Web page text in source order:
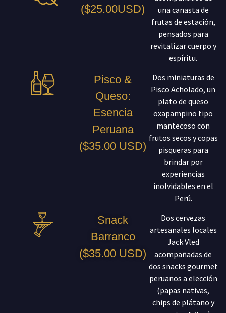
($25.00USD)
una canasta de
frutas de estación,
pensados para
revitalizar cuerpo y
espíritu.
Pisco &
Queso:
Esencia
Peruana
($35.00 USD)
Dos miniaturas de
Pisco Acholado, un
plato de queso
oxapampino tipo
mantecoso con
frutos secos y copas
pisqueras para
brindar por
experiencias
inolvidables en el
Perú.
Snack
Barranco
($35.00 USD)
Dos cervezas
artesanales locales
Jack Vled
acompañadas de
dos snacks gourmet
peruanos a elección
(papas nativas,
chips de plátano y